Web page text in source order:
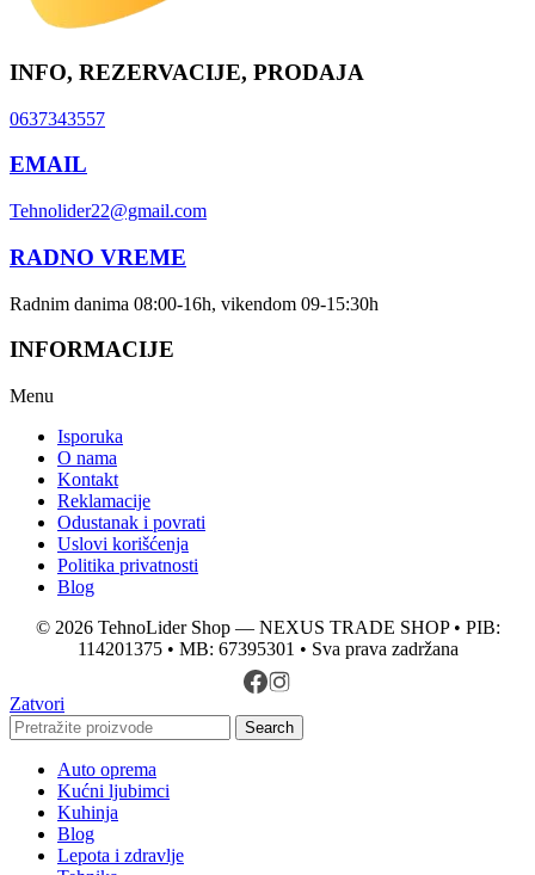
INFO, REZERVACIJE, PRODAJA
0637343557
EMAIL
Tehnolider22@gmail.com
RADNO VREME
Radnim danima 08:00-16h, vikendom 09-15:30h
INFORMACIJE
Menu
Isporuka
O nama
Kontakt
Reklamacije
Odustanak i povrati
Uslovi korišćenja
Politika privatnosti
Blog
© 2026 TehnoLider Shop — NEXUS TRADE SHOP • PIB:
114201375 • MB: 67395301 • Sva prava zadržana
Zatvori
Search
Auto oprema
Kućni ljubimci
Kuhinja
Blog
Lepota i zdravlje